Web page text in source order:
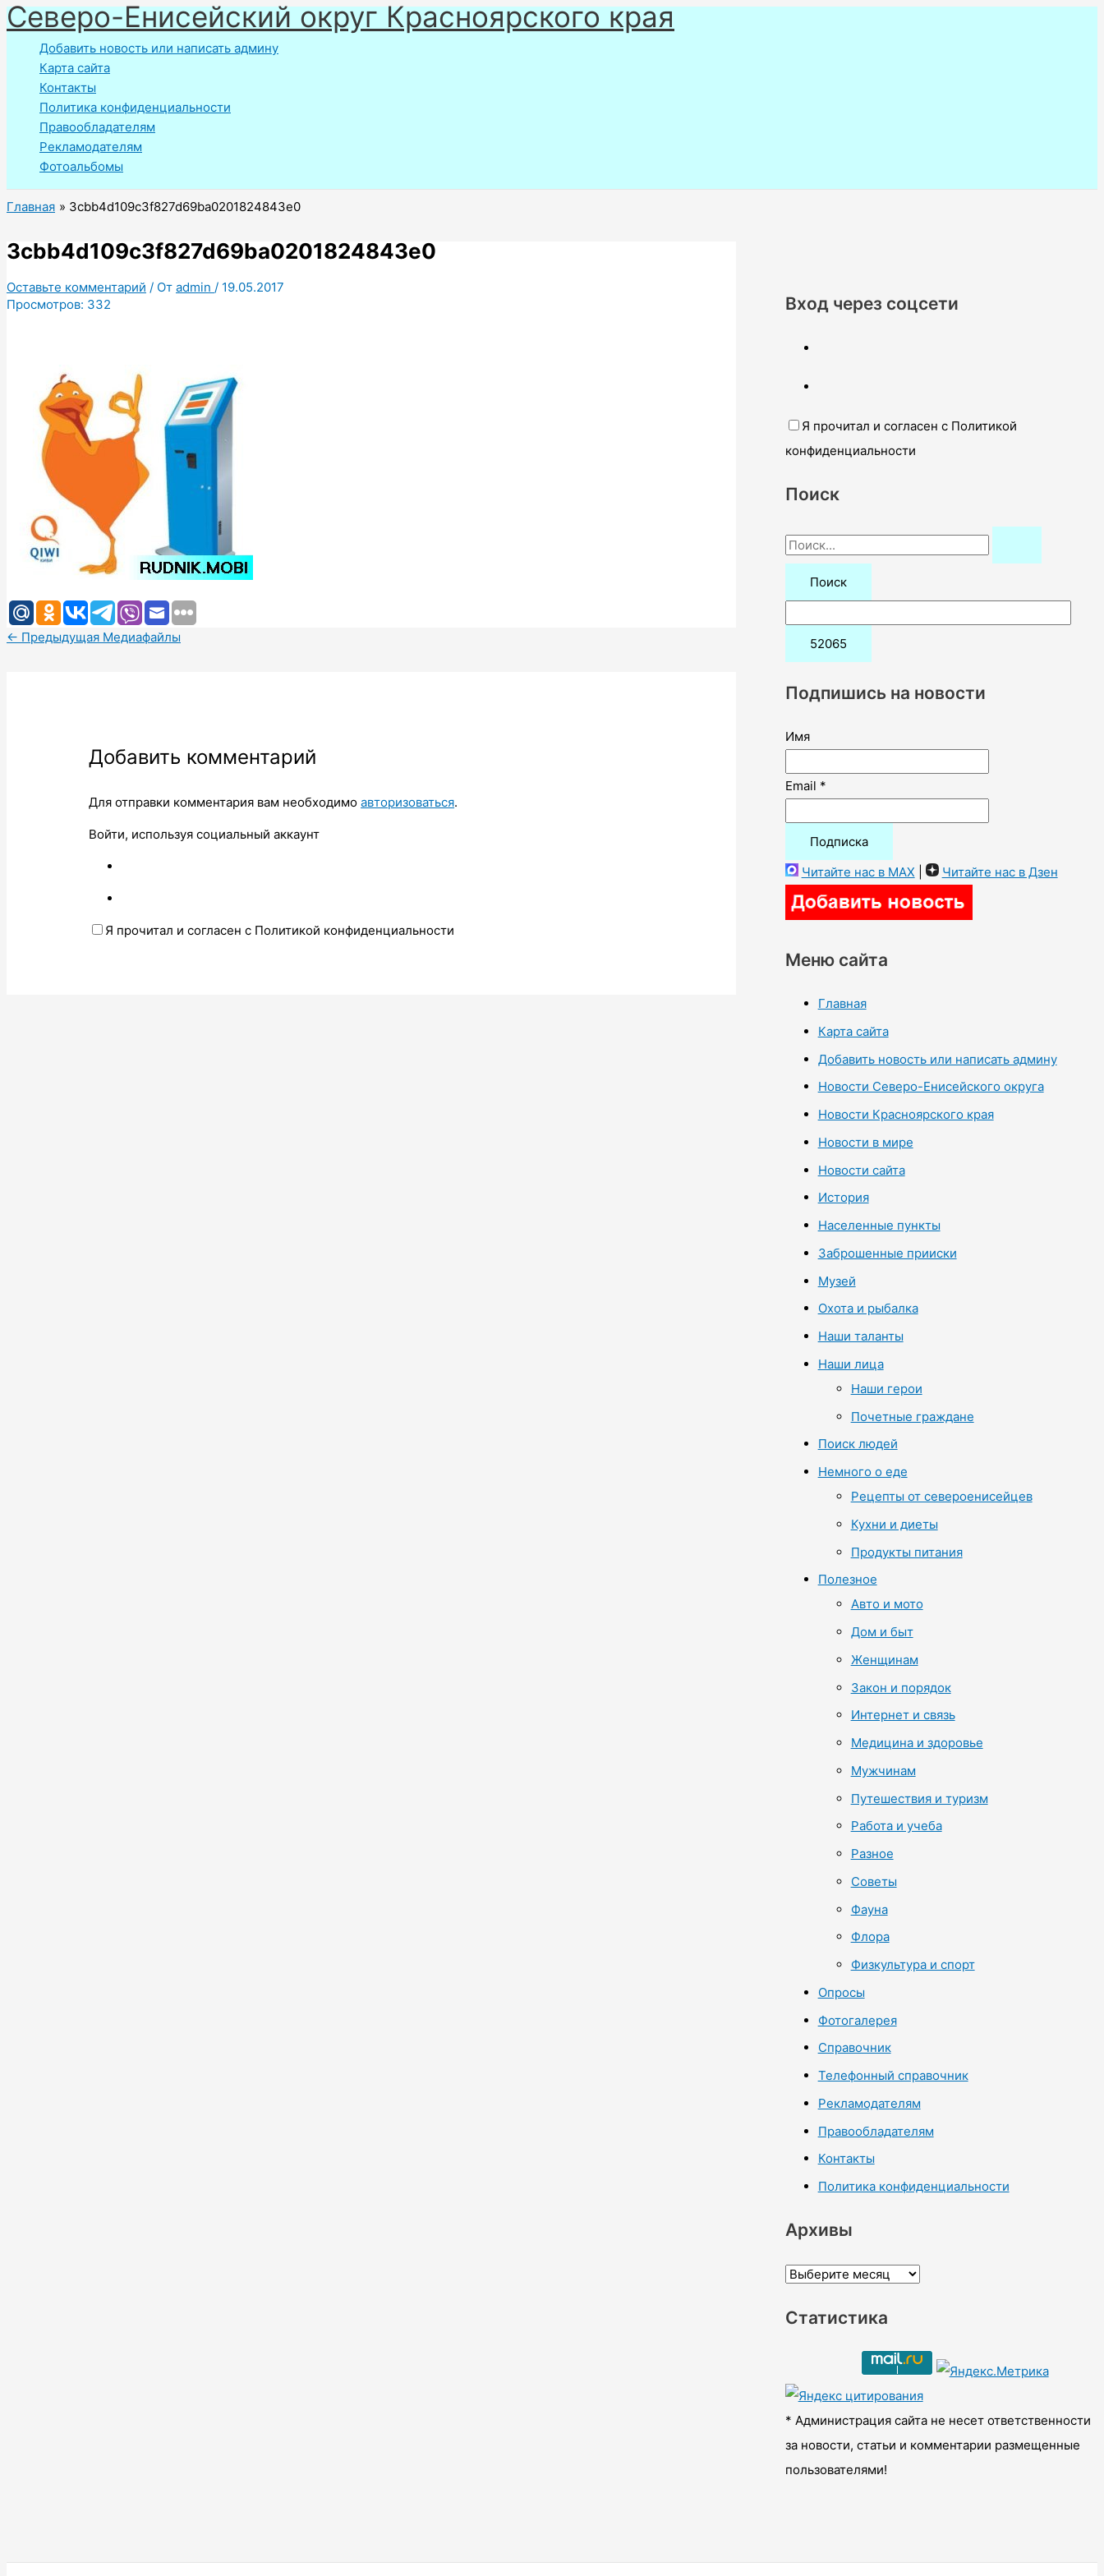
Перейти
к
содержимому
Северо-Енисейский округ Красноярского края
Добавить новость или написать админу
Карта сайта
Контакты
Политика конфиденциальности
Правообладателям
Рекламодателям
Фотоальбомы
Главная 3cbb4d109c3f827d69ba0201824843e0
3cbb4d109c3f827d69ba0201824843e0
Оставьте комментарий / От admin / 19.05.2017
Просмотров: 332
← Предыдущая Медиафайлы
Добавить комментарий
Для отправки комментария вам необходимоавторизоваться.
Войти, используя социальный аккаунт
Я прочитал и согласен с Политикой конфиденциальности
Вход через соцсети
Я прочитал и согласен с Политикой
конфиденциальности
Поиск
П
о
:
Подпишись на новости
Имя
Email *
Читайте нас в MAX Читайте нас в Дзен
Меню сайта
Главная
Карта сайта
Добавить новость или написать админу
Новости Северо-Енисейского округа
Новости Красноярского края
Новости в мире
Новости сайта
История
Населенные пункты
Заброшенные прииски
Музей
Охота и рыбалка
Наши таланты
Наши лица
Наши герои
Почетные граждане
Поиск людей
Немного о еде
Рецепты от североенисейцев
Кухни и диеты
Продукты питания
Полезное
Авто и мото
Дом и быт
Женщинам
Закон и порядок
Интернет и связь
Медицина и здоровье
Мужчинам
Путешествия и туризм
Работа и учеба
Разное
Советы
Фауна
Флора
Физкультура и спорт
Опросы
Фотогалерея
Справочник
Телефонный справочник
Рекламодателям
Правообладателям
Контакты
Политика конфиденциальности
Архивы
А
х
ы
Статистика
* Администрация сайта не несет ответственности
за новости, статьи и комментарии размещенные
пользователями!